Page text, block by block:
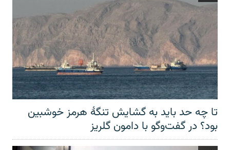
تا چه حد باید به گشایش تنگهٔ هرمز خوشبین
بود؟ در گفت‌وگو با دامون گلریز